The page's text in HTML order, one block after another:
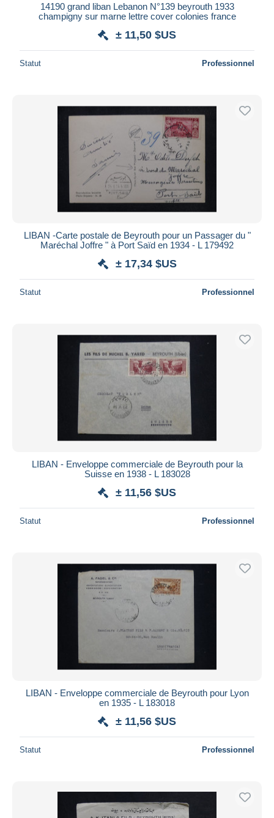
14190 grand liban Lebanon N°139 beyrouth 1933
champigny sur marne lettre cover colonies france
± 11,50 $US
Statut Professionnel
LIBAN -Carte postale de Beyrouth pour un Passager du "
Maréchal Joffre " à Port Saïd en 1934 - L 179492
± 17,34 $US
Statut Professionnel
LIBAN - Enveloppe commerciale de Beyrouth pour la
Suisse en 1938 - L 183028
± 11,56 $US
Statut Professionnel
LIBAN - Enveloppe commerciale de Beyrouth pour Lyon
en 1935 - L 183018
± 11,56 $US
Statut Professionnel